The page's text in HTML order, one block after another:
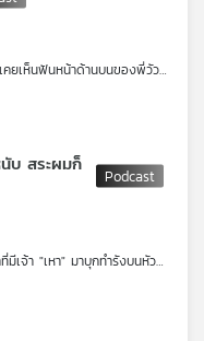
คยเห็นฟันหน้าด้านบนของพี่วัว
ล่ะ หรือว่าในปากของพี่วัวจะมี
นับ สระผมก็
มีเจ้า "เหา" มาบุกทำรังบนหัว
จะมี "กาววิเศษ" ซ่อนอยู่กันแน่